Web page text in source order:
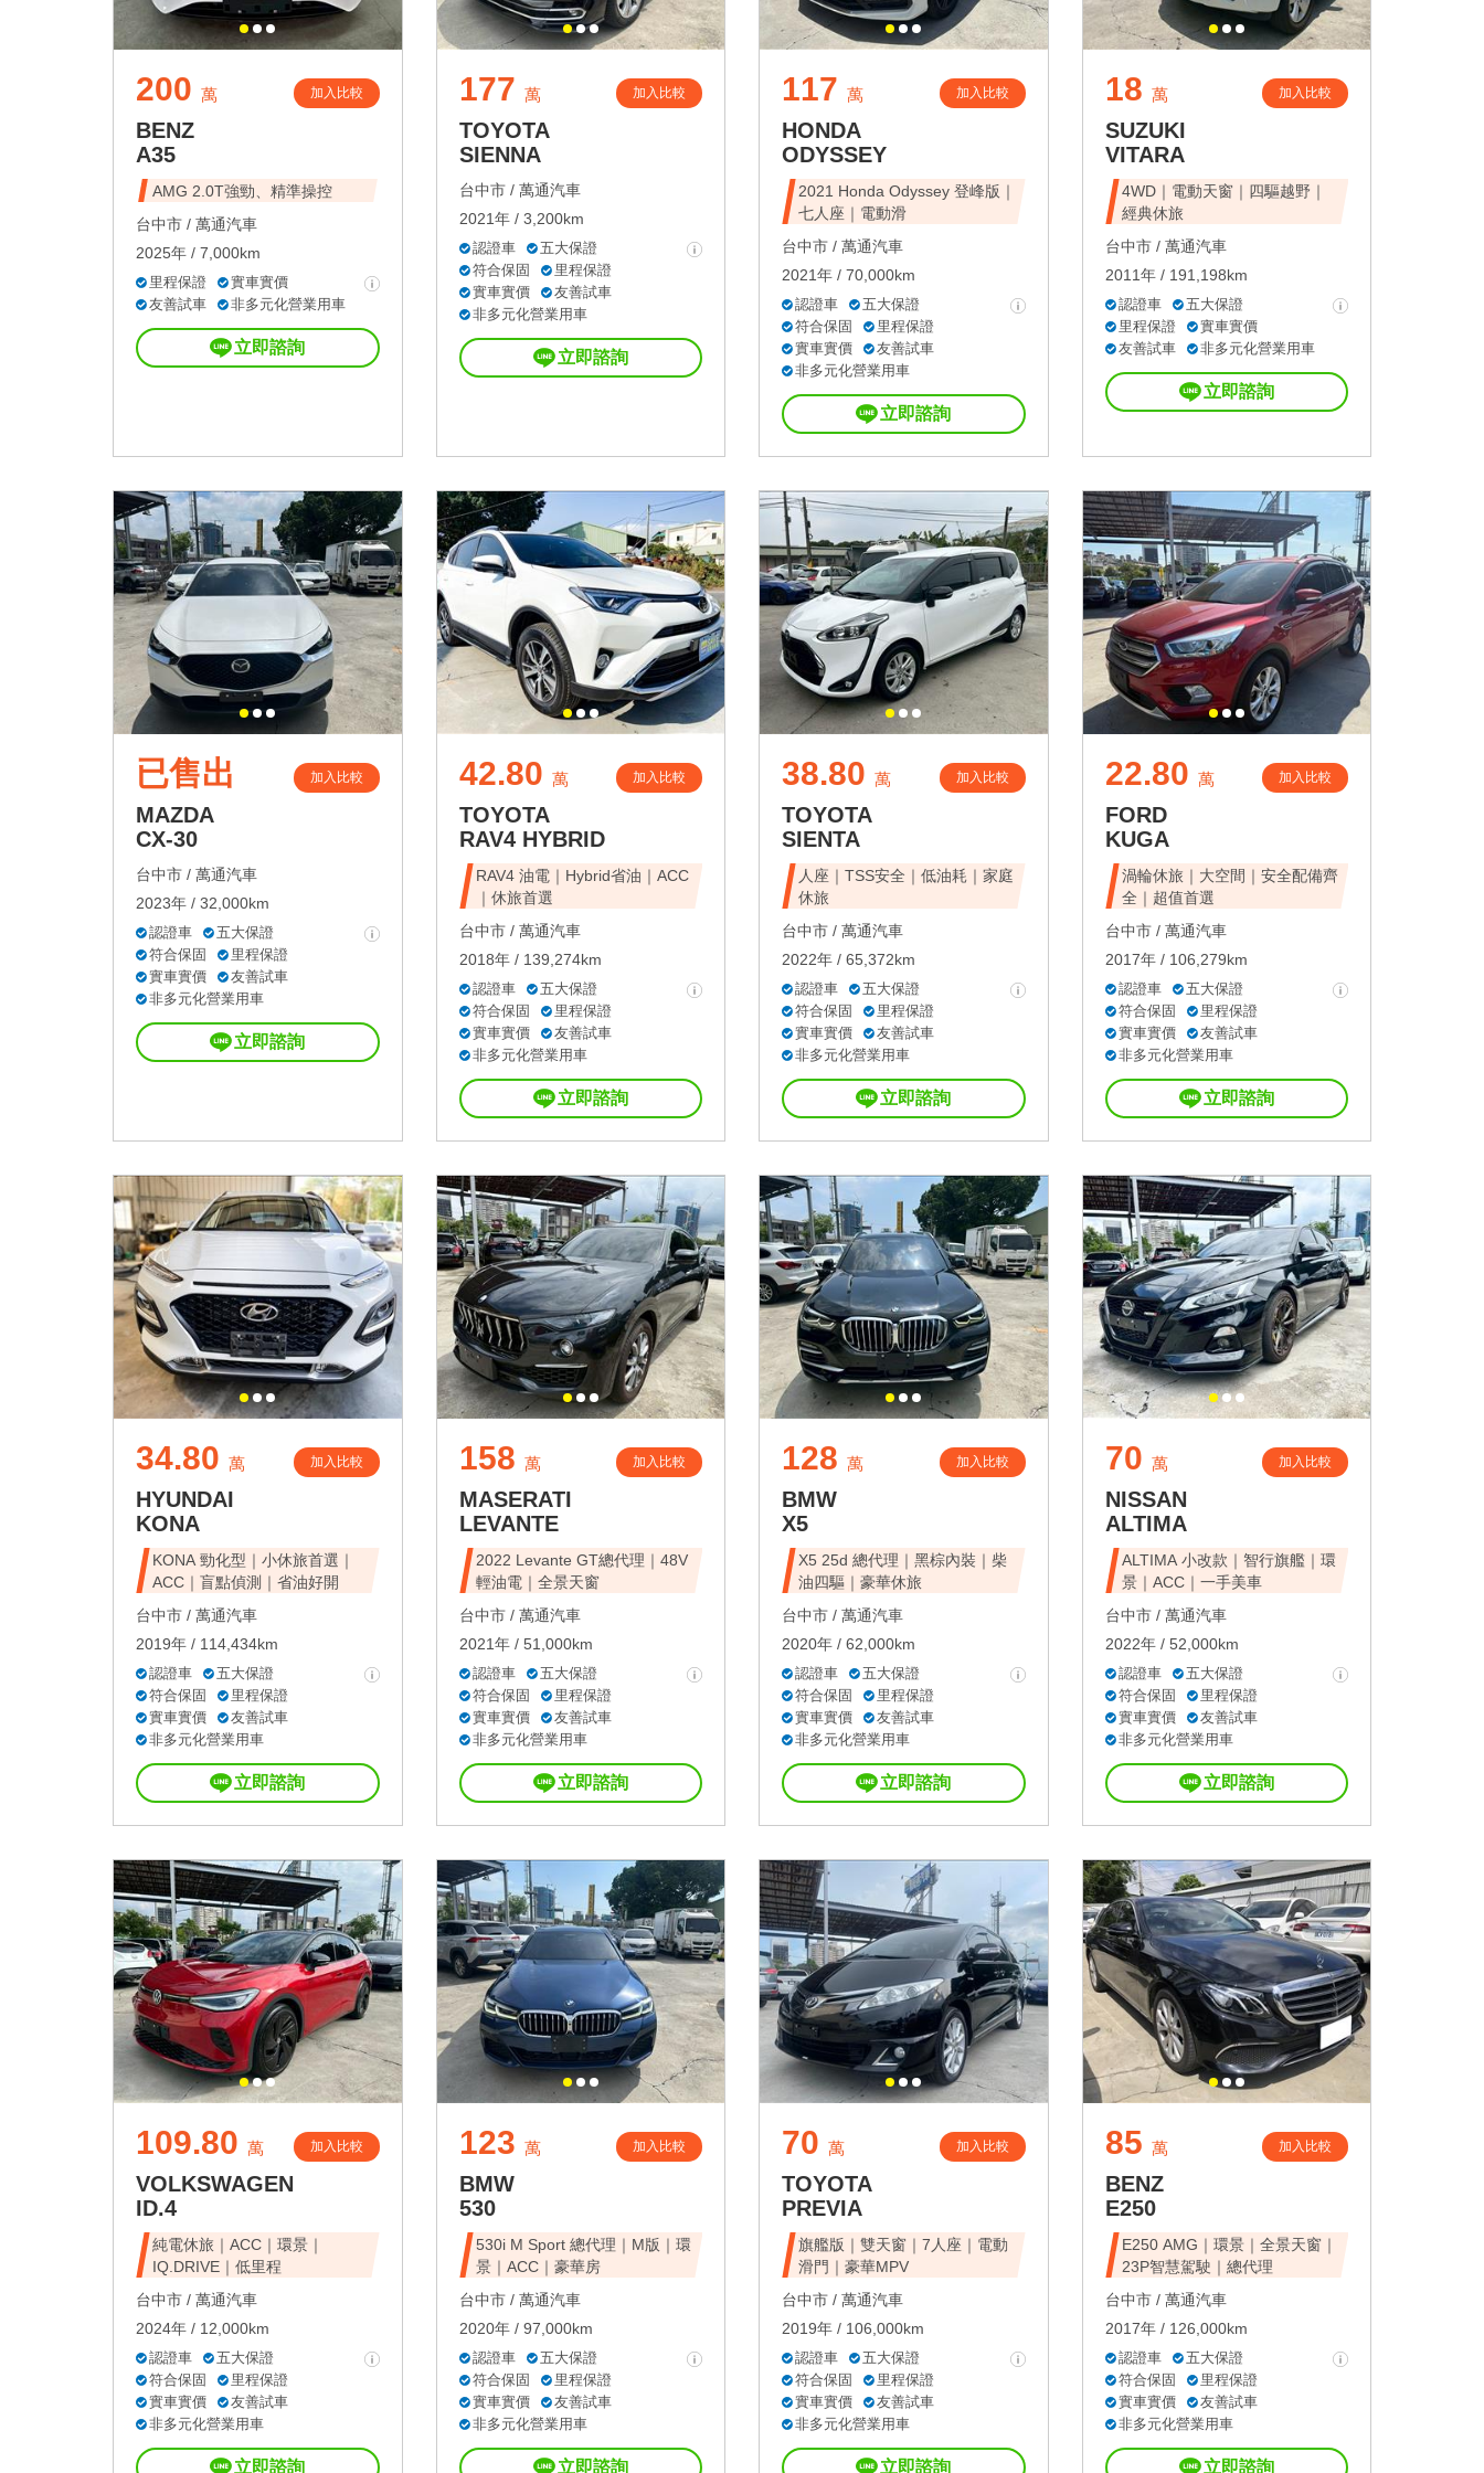
200 萬 加入比較
BENZ
A35
AMG 2.0T強勁、精準操控
台中市 / 萬通汽車
2025年 / 7,000km
里程保證
實車實價
友善試車
非多元化營業用車
立即諮詢
177 萬 加入比較
TOYOTA
SIENNA
台中市 / 萬通汽車
2021年 / 3,200km
認證車
五大保證
符合保固
里程保證
實車實價
友善試車
非多元化營業用車
立即諮詢
117 萬 加入比較
HONDA
ODYSSEY
2021 Honda Odyssey 登峰版｜
七人座｜電動滑
台中市 / 萬通汽車
2021年 / 70,000km
認證車
五大保證
符合保固
里程保證
實車實價
友善試車
非多元化營業用車
立即諮詢
18 萬 加入比較
SUZUKI
VITARA
4WD｜電動天窗｜四驅越野｜
經典休旅
台中市 / 萬通汽車
2011年 / 191,198km
認證車
五大保證
里程保證
實車實價
友善試車
非多元化營業用車
立即諮詢
已售出 加入比較
MAZDA
CX-30
台中市 / 萬通汽車
2023年 / 32,000km
認證車
五大保證
符合保固
里程保證
實車實價
友善試車
非多元化營業用車
立即諮詢
42.80 萬 加入比較
TOYOTA
RAV4 HYBRID
RAV4 油電｜Hybrid省油｜ACC
｜休旅首選
台中市 / 萬通汽車
2018年 / 139,274km
認證車
五大保證
符合保固
里程保證
實車實價
友善試車
非多元化營業用車
立即諮詢
38.80 萬 加入比較
TOYOTA
SIENTA
人座｜TSS安全｜低油耗｜家庭
休旅
台中市 / 萬通汽車
2022年 / 65,372km
認證車
五大保證
符合保固
里程保證
實車實價
友善試車
非多元化營業用車
立即諮詢
22.80 萬 加入比較
FORD
KUGA
渦輪休旅｜大空間｜安全配備齊
全｜超值首選
台中市 / 萬通汽車
2017年 / 106,279km
認證車
五大保證
符合保固
里程保證
實車實價
友善試車
非多元化營業用車
立即諮詢
34.80 萬 加入比較
HYUNDAI
KONA
KONA 勁化型｜小休旅首選｜
ACC｜盲點偵測｜省油好開
台中市 / 萬通汽車
2019年 / 114,434km
認證車
五大保證
符合保固
里程保證
實車實價
友善試車
非多元化營業用車
立即諮詢
158 萬 加入比較
MASERATI
LEVANTE
2022 Levante GT總代理｜48V
輕油電｜全景天窗
台中市 / 萬通汽車
2021年 / 51,000km
認證車
五大保證
符合保固
里程保證
實車實價
友善試車
非多元化營業用車
立即諮詢
128 萬 加入比較
BMW
X5
X5 25d 總代理｜黑棕內裝｜柴
油四驅｜豪華休旅
台中市 / 萬通汽車
2020年 / 62,000km
認證車
五大保證
符合保固
里程保證
實車實價
友善試車
非多元化營業用車
立即諮詢
70 萬 加入比較
NISSAN
ALTIMA
ALTIMA 小改款｜智行旗艦｜環
景｜ACC｜一手美車
台中市 / 萬通汽車
2022年 / 52,000km
認證車
五大保證
符合保固
里程保證
實車實價
友善試車
非多元化營業用車
立即諮詢
109.80 萬 加入比較
VOLKSWAGEN
ID.4
純電休旅｜ACC｜環景｜
IQ.DRIVE｜低里程
台中市 / 萬通汽車
2024年 / 12,000km
認證車
五大保證
符合保固
里程保證
實車實價
友善試車
非多元化營業用車
立即諮詢
123 萬 加入比較
BMW
530
530i M Sport 總代理｜M版｜環
景｜ACC｜豪華房
台中市 / 萬通汽車
2020年 / 97,000km
認證車
五大保證
符合保固
里程保證
實車實價
友善試車
非多元化營業用車
立即諮詢
70 萬 加入比較
TOYOTA
PREVIA
旗艦版｜雙天窗｜7人座｜電動
滑門｜豪華MPV
台中市 / 萬通汽車
2019年 / 106,000km
認證車
五大保證
符合保固
里程保證
實車實價
友善試車
非多元化營業用車
立即諮詢
85 萬 加入比較
BENZ
E250
E250 AMG｜環景｜全景天窗｜
23P智慧駕駛｜總代理
台中市 / 萬通汽車
2017年 / 126,000km
認證車
五大保證
符合保固
里程保證
實車實價
友善試車
非多元化營業用車
立即諮詢